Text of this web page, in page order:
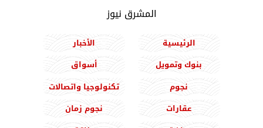
المشرق نيوز
الرئيسية
الأخبار
بنوك وتمويل
أسواق
نجوم
تكنولوجيا واتصالات
عقارات
نجوم زمان